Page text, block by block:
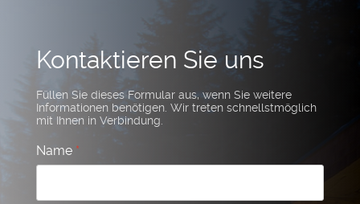
Kontaktieren Sie uns
Füllen Sie dieses Formular aus, wenn Sie weitere
Informationen benötigen. Wir treten schnellstmöglich
mit Ihnen in Verbindung.
Name *